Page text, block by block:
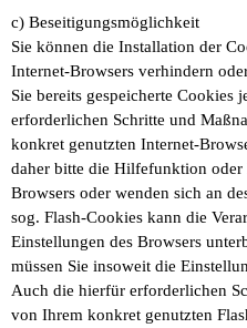
c) Beseitigungsmöglichkeit
Sie können die Installation der
Internet-Browsers verhindern
Sie bereits gespeicherte Cookies
erforderlichen Schritte und
konkret genutzten Internet-
daher bitte die Hilfefunktion
Browsers oder wenden sich an
sog. Flash-Cookies kann die
Einstellungen des Browsers
müssen Sie insoweit die
Auch die hierfür erforderlichen
von Ihrem konkret genutzten